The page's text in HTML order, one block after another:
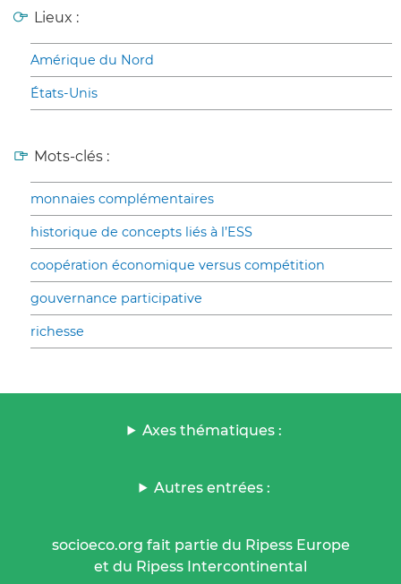
Lieux :
Amérique du Nord
États-Unis
Mots-clés :
monnaies complémentaires
historique de concepts liés à l’ESS
coopération économique versus compétition
gouvernance participative
richesse
Axes thématiques :
Autres entrées :
socioeco.org fait partie du Ripess Europe
et du Ripess Intercontinental